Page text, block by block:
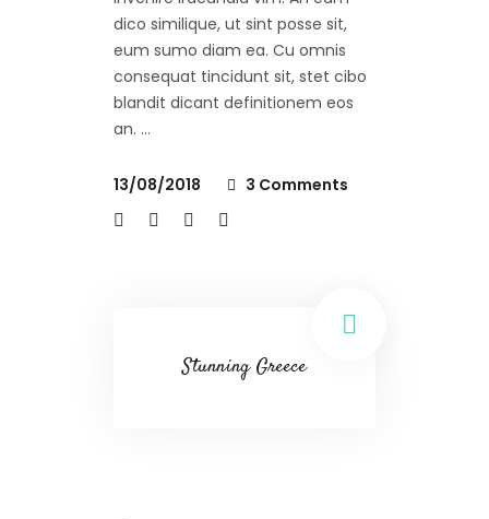
dico similique, ut sint posse sit,
eum sumo diam ea. Cu omnis
consequat tincidunt sit, stet cibo
blandit dicant definitionem eos
an.
13/08/2018 3 Comments
Stunning Greece